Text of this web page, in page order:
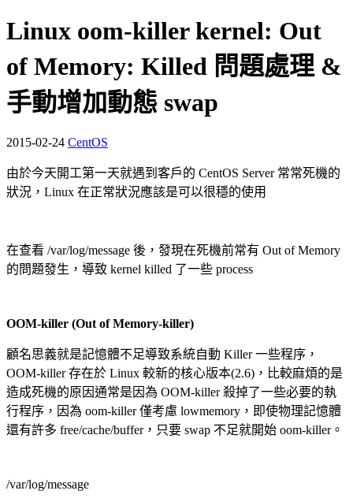
Linux oom-killer kernel: Out
of Memory: Killed 問題處理 &
手動增加動態 swap
2015-02-24 CentOS
由於今天開工第一天就遇到客戶的 CentOS Server 常常死機的
狀況，Linux 在正常狀況應該是可以很穩的使用
在查看 /var/log/message 後，發現在死機前常有 Out of Memory
的問題發生，導致 kernel killed 了一些 process
OOM-killer (Out of Memory-killer)
顧名思義就是記憶體不足導致系統自動 Killer 一些程序，
OOM-killer 存在於 Linux 較新的核心版本(2.6)，比較麻煩的是
造成死機的原因通常是因為 OOM-killer 殺掉了一些必要的執
行程序，因為 oom-killer 僅考慮 lowmemory，即使物理記憶體
還有許多 free/cache/buffer，只要 swap 不足就開始 oom-killer。
/var/log/message